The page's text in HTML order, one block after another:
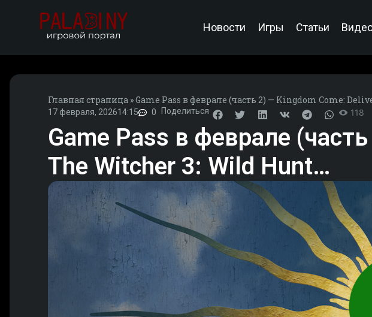
Новости Игры Статьи
Главная страница »Game Pass в феврале (часть 2) — Kingdom Come:
17 февраля, 202614:15 0 Поделиться 118
Game Pass в феврале
The Witcher 3: Wild Hunt…